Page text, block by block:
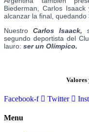
Biederman, Carlos
alcanzar la final, quedando
Nuestro Carlos Isaack,
segundo deportista del
lauro: ser un Olímpico.
Valores
Facebook-f Twitter
Menu